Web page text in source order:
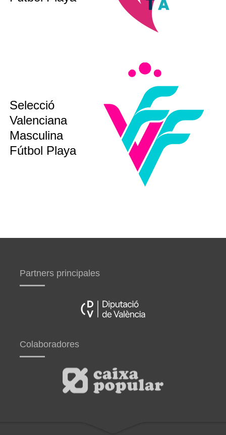
Selecció
Valenciana
Masculina
Fútbol Playa
Partners principales
Colaboradores